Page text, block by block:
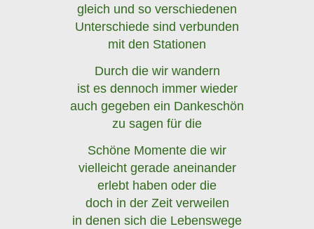
gleich und so verschiedenen
Unterschiede sind verbunden
mit den Stationen
Durch die wir wandern
ist es dennoch immer wieder
auch gegeben ein Dankeschön
zu sagen für die
Schöne Momente die wir
vielleicht gerade aneinander
erlebt haben oder die
doch in der Zeit verweilen
in denen sich die Lebenswege